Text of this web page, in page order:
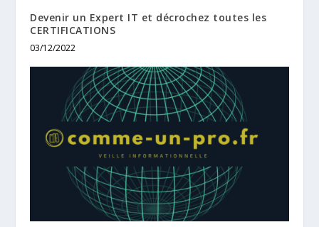
Devenir un Expert IT et décrochez toutes les
CERTIFICATIONS
03/12/2022